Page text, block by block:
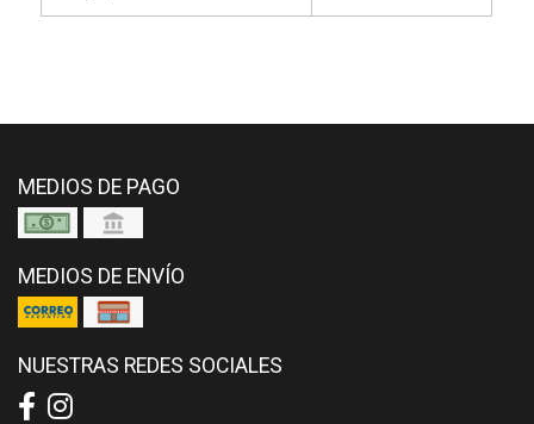
MEDIOS DE PAGO
MEDIOS DE ENVÍO
NUESTRAS REDES SOCIALES